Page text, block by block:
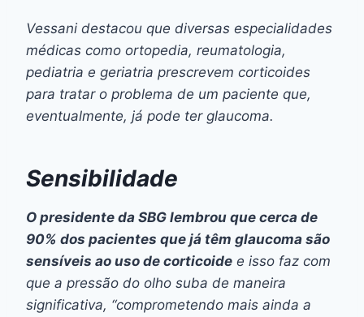
Vessani destacou que diversas especialidades
médicas como ortopedia, reumatologia,
pediatria e geriatria prescrevem corticoides
para tratar o problema de um paciente que,
eventualmente, já pode ter glaucoma.
Sensibilidade
O presidente da SBG lembrou que cerca de
90% dos pacientes que já têm glaucoma são
sensíveis ao uso de corticoide e isso faz com
que a pressão do olho suba de maneira
significativa, “comprometendo mais ainda a